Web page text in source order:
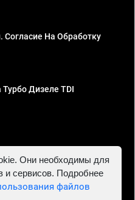
Согласие На Обработку
Дизеле TDI
ИНН 781302555843,
Они необходимы для
и сервисов. Подробнее
файлов